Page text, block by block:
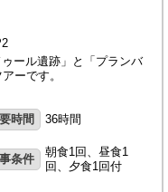
ール遺跡」と「プランバ
ーです。
時間 36時間
条件
朝食1回、昼食1
回、夕食1回付